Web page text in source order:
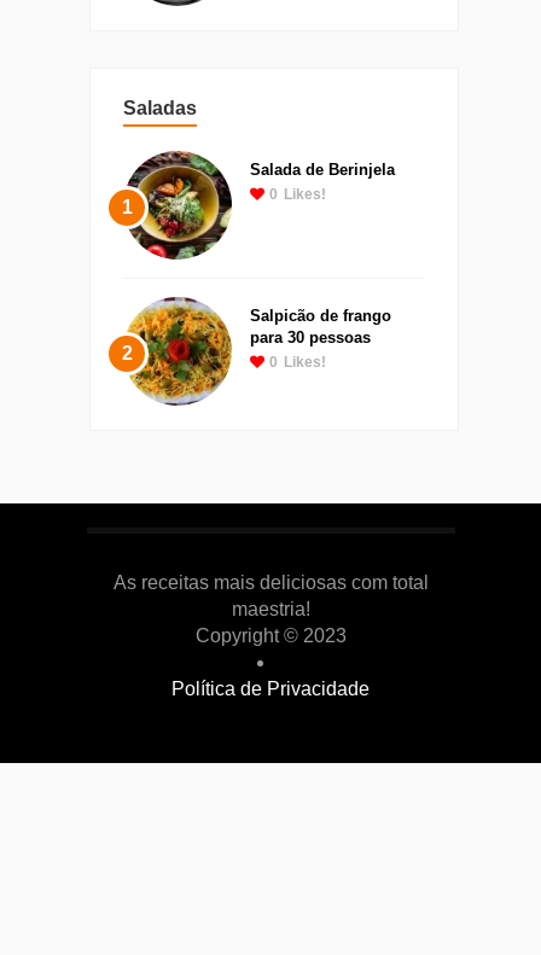
Saladas
1
Salada de Berinjela
0 Likes!
2
Salpicão de frango
para 30 pessoas
0 Likes!
As receitas mais deliciosas com total
maestria!
Copyright © 2023
Política de Privacidade